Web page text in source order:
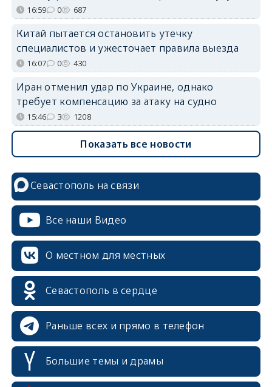
16:59 0 687
Китай пытается остановить утечку
специалистов и ужесточает правила выезда
16:07 0 430
Иран отменил удар по Украине, однако
требует компенсацию за атаку на судно
15:46 3 1208
Показать все новости
Севастополь на связи
Все наши Видео
О местном для местных
Севастополь в сердце
Раньше всех и прямо в телефон
Большие темы и драмы